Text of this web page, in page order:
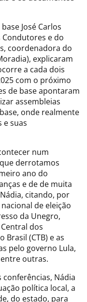
José Carlos
e do
coordenadora do
explicaram
a cada dois
com o próximo
de base apontaram
assembleias
onde realmente
e suas
num
derrotamos
ano do
e de de muita
citando, por
de eleição
da Unegro,
dos
(CTB) e as
pelo governo Lula,
outras.
Nádia
política local, a
do estado, para